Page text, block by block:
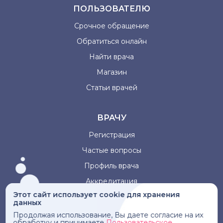
Этот сайт использует cookie для хранения
данных
Продолжая использование, Вы даете согласие на их
ПОЛЬЗОВАТЕЛЮ
Срочное обращение
Обратиться онлайн
Найти врача
Магазин
Статьи врачей
ВРАЧУ
Регистрация
Частые вопросы
Профиль врача
Аккредитация
Информация, представленная на сайте, не может быть
использована для постановки диагноза, назначения